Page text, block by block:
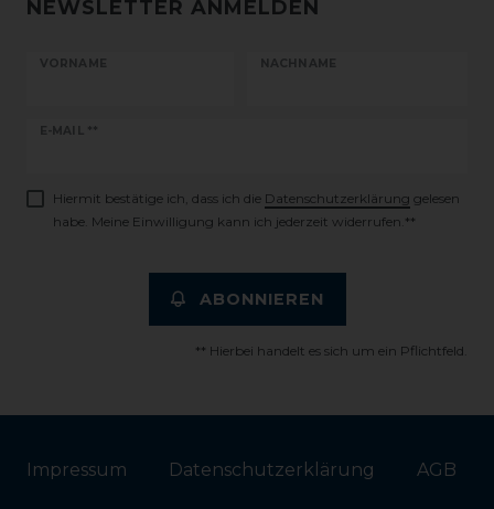
NEWSLETTER ANMELDEN
VORNAME NACHNAME
E-MAIL **
Newsletter
Hiermit bestätige ich, dass ich die Daten­schutz­erklärung gelesen
habe. Meine Einwilligung kann ich jederzeit widerrufen.**
ABONNIEREN
** Hierbei handelt es sich um ein Pflichtfeld.
Impressum Daten­schutz­erklärung AGB